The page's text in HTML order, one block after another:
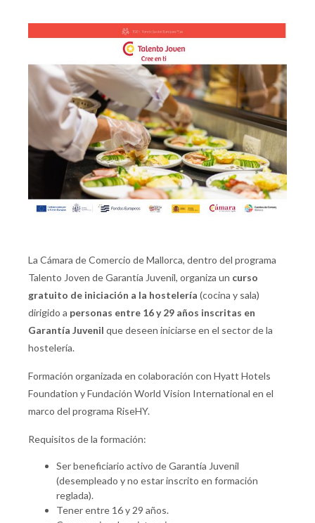
La Cámara de Comercio de Mallorca, dentro del programa
Talento Joven de Garantía Juvenil, organiza un curso
gratuito de iniciación a la hostelería (cocina y sala)
dirigido a personas entre 16 y 29 años inscritas en
Garantía Juvenil que deseen iniciarse en el sector de la
hostelería.
Formación organizada en colaboración con Hyatt Hotels
Foundation y Fundación World Vision International en el
marco del programa RiseHY.
Requisitos de la formación:
Ser beneficiario activo de Garantía Juvenil
(desempleado y no estar inscrito en formación
reglada).
Tener entre 16 y 29 años.